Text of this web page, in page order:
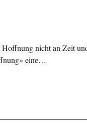
nicht an Zeit
eine…